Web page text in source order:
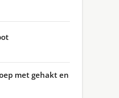
met gehakt en